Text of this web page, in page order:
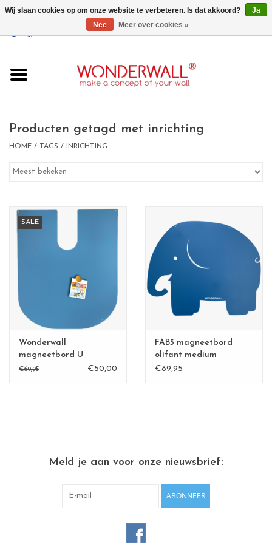
GBP/USD
magneetborden
Ontwerp op maat
LIMITED EXCLUSIVES
Wandplanken / Shelves
Producten getagd met inrichting
HOME / TAGS / INRICHTING
SALE
Wonderwall
magneetbord U
€69,95 €50,00
FAB5 magneetbord
olifant medium
€89,95
Meld je aan voor onze nieuwsbrief:
ABONNEER
Wij slaan cookies op om onze website te verbeteren. Is dat akkoord?
Ja
Nee
Meer over cookies »